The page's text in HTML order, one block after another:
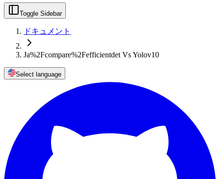
Toggle Sidebar
ドキュメント
Ja%2Fcompare%2Fefficientdet Vs Yolov10
Select language